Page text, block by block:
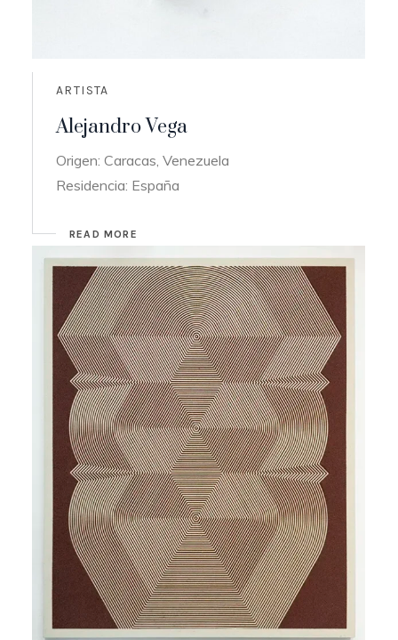
ARTISTA
Alejandro Vega
Origen: Caracas, Venezuela
Residencia: España
READ MORE